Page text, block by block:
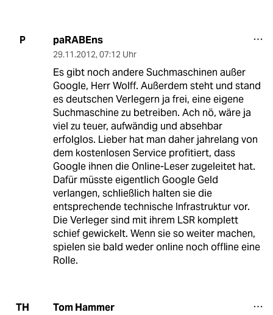
P paRABEns
29.11.2012, 07:12 Uhr
Es gibt noch andere Suchmaschinen außer
Google, Herr Wolff. Außerdem steht und stand
es deutschen Verlegern ja frei, eine eigene
Suchmaschine zu betreiben. Ach nö, wäre ja
viel zu teuer, aufwändig und absehbar
erfolglos. Lieber hat man daher jahrelang von
dem kostenlosen Service profitiert, dass
Google ihnen die Online-Leser zugeleitet hat.
Dafür müsste eigentlich Google Geld
verlangen, schließlich halten sie die
entsprechende technische Infrastruktur vor.
Die Verleger sind mit ihrem LSR komplett
schief gewickelt. Wenn sie so weiter machen,
spielen sie bald weder online noch offline eine
Rolle.
TH Tom Hammer